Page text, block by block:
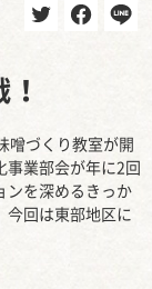
噌づくり教室が開
事業部会が年に2回
ンを深めるきっか
今回は東部地区に